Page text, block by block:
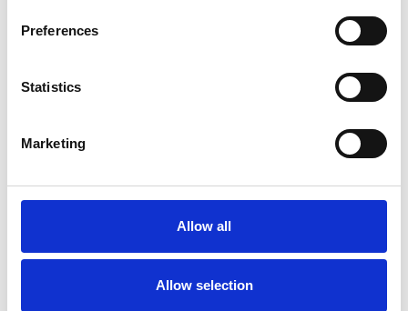
Preferences
Statistics
Marketing
Allow all
Allow selection